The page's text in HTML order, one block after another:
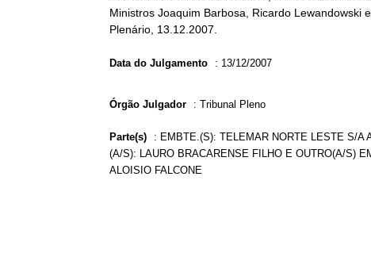
Ministros Joaquim Barbosa, Ricardo Lewandowski
Plenário, 13.12.2007.
Data do Julgamento : 13/12/2007
Órgão Julgador : Tribunal Pleno
Parte(s) : EMBTE.(S): TELEMAR NORTE LESTE S/A
(A/S): LAURO BRACARENSE FILHO E OUTRO(A/S)
ALOISIO FALCONE